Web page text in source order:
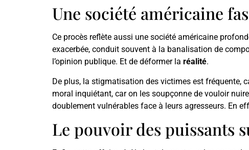
Une société américaine
Ce procès reflète aussi une société américaine
exacerbée, conduit souvent à la banalisation de
l’opinion publique. Et de déformer la réalité.
De plus, la stigmatisation des victimes est fréquente,
moral inquiétant, car on les soupçonne de vouloir
doublement vulnérables face à leurs agresseurs. En
Le pouvoir des puissants